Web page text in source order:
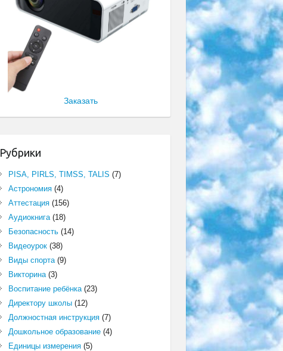
Заказать
Рубрики
PISA, PIRLS, TIMSS, TALIS (7)
Астрономия(4)
Аттестация(156)
Аудиокнига(18)
Безопасность(14)
Видеоурок(38)
Виды спорта(9)
Викторина(3)
Воспитание ребёнка(23)
Директору школы(12)
Должностная инструкция(7)
Дошкольное образование(4)
Единицы измерения(5)